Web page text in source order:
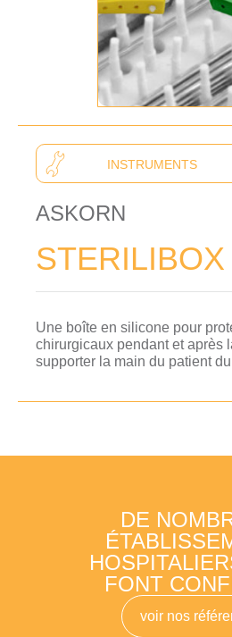
INSTRUMENTS
ASKORN
STERILIBOX
Une boîte en silicone pour
chirurgicaux pendant et après
supporter la main du patient
DE
FONT
voir nos